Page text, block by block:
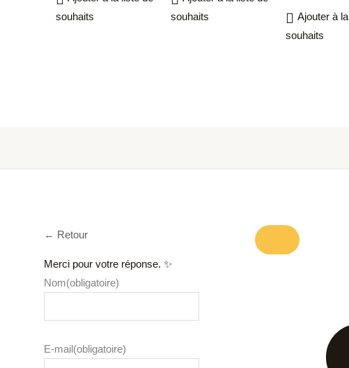
souhaits
souhaits
Ajouter à
souhaits
← Retour
Merci pour votre réponse. ✨
Nom(obligatoire)
E-mail(obligatoire)